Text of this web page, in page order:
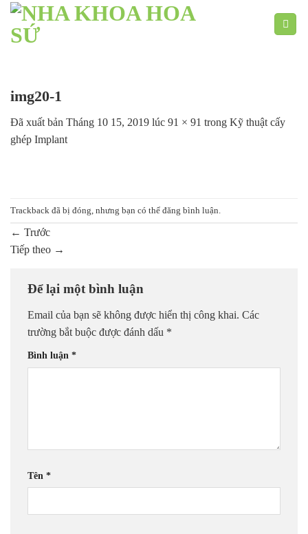
Chuyển
nội
img20-1
Đã xuất bản Tháng 10 15, 2019 lúc 91 × 91 trong Kỹ thuật cấy
ghép Implant
Trackback đã bị đóng, nhưng bạn có thể đăng bình luận
← Trước
Tiếp theo →
Để lại một bình luận
Email của bạn sẽ không được hiển thị công khai. Các
trường bắt buộc được đánh dấu *
Bình luận *
Tên *